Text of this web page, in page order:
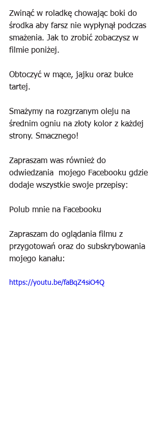
Zwinąć w roladkę chowając boki do
środka aby farsz nie wypłynął podczas
smażenia. Jak to zrobić zobaczysz w
filmie poniżej.
Obtoczyć w mące, jajku oraz bułce
tartej.
Smażymy na rozgrzanym oleju na
średnim ogniu na złoty kolor z każdej
strony. Smacznego!
Zapraszam was również do
odwiedzania  mojego Facebooku gdzie
dodaje wszystkie swoje przepisy:
Polub mnie na Facebooku
Zapraszam do oglądania filmu z
przygotowań oraz do subskrybowania
mojego kanału:
https://youtu.be/faBqZ4siO4Q